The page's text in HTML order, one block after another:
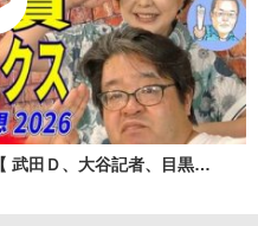
武田Ｄ、大谷記者、目黒…